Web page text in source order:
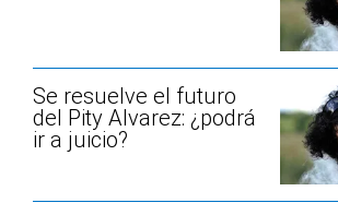
Se resuelve el futuro
del Pity Alvarez: ¿podrá
ir a juicio?